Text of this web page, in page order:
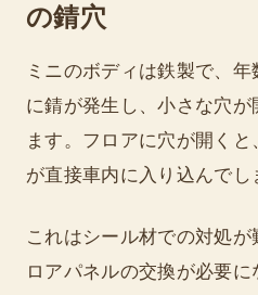
の錆穴
ミニのボディは鉄製で、
に錆が発生し、小さな穴が
ます。フロアに穴が開く
が直接車内に入り込んでし
これはシール材での対処
ロアパネルの交換が必要に